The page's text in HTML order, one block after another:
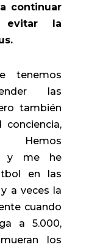
continuar
evitar la
tenemos
las
también
Hemos
y me he
en las
a veces la
cuando
a 5.000,
los